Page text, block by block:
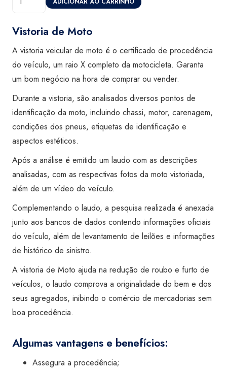
de
e
Laudo
de
Transferência)
-
Campinas
quantidade
Vistoria de Moto
A vistoria veicular de moto é o certificado de procedência
do veículo, um raio X completo da motocicleta. Garanta
um bom negócio na hora de comprar ou vender.
Durante a vistoria, são analisados diversos pontos de
identificação da moto, incluindo chassi, motor, carenagem,
condições dos pneus, etiquetas de identificação e
aspectos estéticos.
Após a análise é emitido um laudo com as descrições
analisadas, com as respectivas fotos da moto vistoriada,
além de um vídeo do veículo.
Complementando o laudo, a pesquisa realizada é anexada
junto aos bancos de dados contendo informações oficiais
do veículo, além de levantamento de leilões e informações
de histórico de sinistro.
A vistoria de Moto ajuda na redução de roubo e furto de
veículos, o laudo comprova a originalidade do bem e dos
seus agregados, inibindo o comércio de mercadorias sem
boa procedência.
Algumas vantagens e benefícios:
Assegura a procedência;